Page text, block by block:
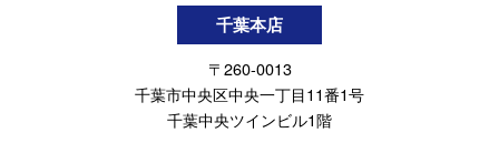
千葉本店
〒260-0013
千葉市中央区中央一丁目11番1号
千葉中央ツインビル1階